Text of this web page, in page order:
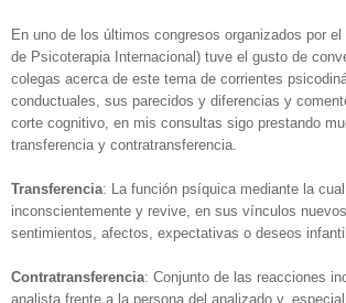
En uno de los últimos congresos organizados por
de Psicoterapia Internacional) tuve el gusto de
colegas acerca de este tema de corrientes
conductuales, sus parecidos y diferencias y
corte cognitivo, en mis consultas sigo prestando
transferencia y contratransferencia.
Transferencia: La función psíquica mediante la
inconscientemente y revive, en sus vínculos
sentimientos, afectos, expectativas o deseos
Contratransferencia: Conjunto de las reacciones
analista frente a la persona del analizado y,